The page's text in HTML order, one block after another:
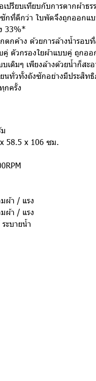
ปรียบเทียบกับการตากผ้าธ
กที่ดีกว่า ใบพัดจึงถูกออกแ
33%*
ตกค้าง ด้วยการล้างน้ำรอ
คู่ ตัวกรองใยผ้าแบบคู่ ถูก
เดิมๆ เพียงล้างด้วยน้ำก็สะ
นทั่วทั้งถังซักอย่างมีประสิท
กครั้ง
58.5 x 106 ซม.
ผ้า / แรง
ผ้า / แรง
ะบายน้ำ